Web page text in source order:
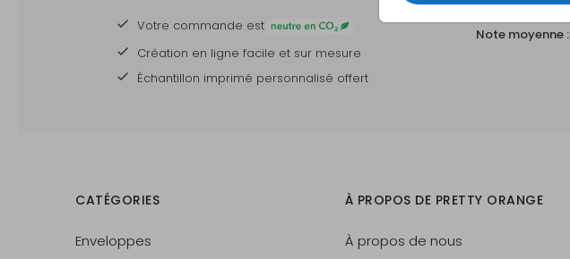
Votre commande est
Création en ligne facile et sur mesure
Échantillon imprimé personnalisé offert
Note moyenne :
CATÉGORIES
Enveloppes
À PROPOS DE PRETTY ORANGE
À propos de nous